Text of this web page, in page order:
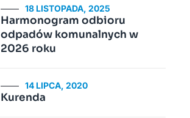
18 LISTOPADA, 2025
Harmonogram odbioru
odpadów komunalnych w
2026 roku
14 LIPCA, 2020
Kurenda